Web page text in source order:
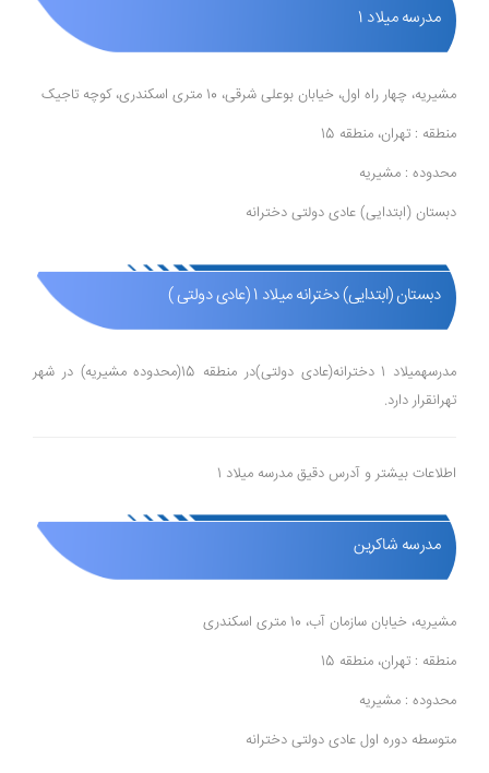
مدرسه میلاد 1
مشیریه، چهار راه اول، خیابان بوعلی شرقی، 10 متری اسکندری، کوچه تاجیک
منطقه : تهران، منطقه 15
محدوده : مشیریه
دبستان (ابتدایی) عادی دولتی دخترانه
دبستان (ابتدایی) دخترانه میلاد 1 (عادی دولتی )
مدرسهمیلاد 1 دخترانه(عادی دولتی)در منطقه 15(محدوده مشیریه) در شهر
تهرانقرار دارد.
اطلاعات بیشتر و آدرس دقیق مدرسه میلاد 1
مدرسه شاکرین
مشیریه، خیابان سازمان آب، 10 متری اسکندری
منطقه : تهران، منطقه 15
محدوده : مشیریه
متوسطه دوره اول عادی دولتی دخترانه